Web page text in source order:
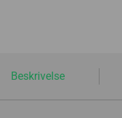
Beskrivelse